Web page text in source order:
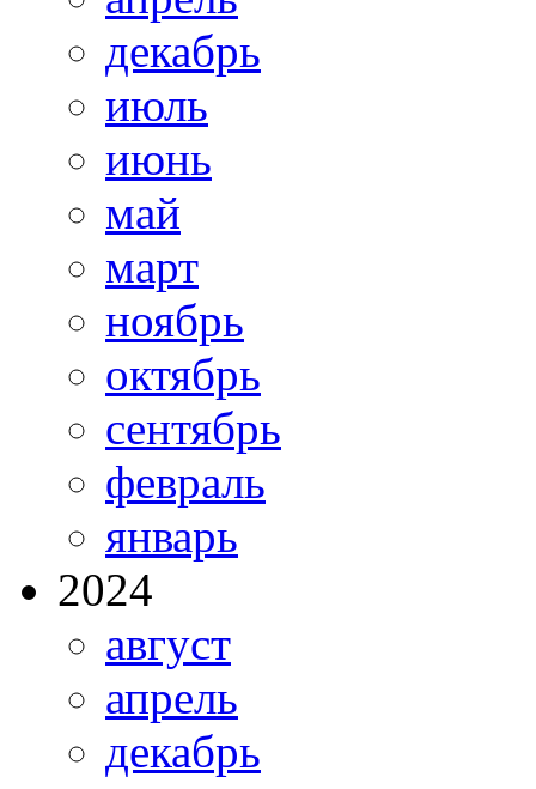
декабрь
июль
июнь
май
март
ноябрь
октябрь
сентябрь
февраль
январь
2024
август
апрель
декабрь